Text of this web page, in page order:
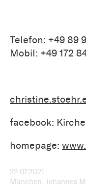
Telefon: +49 89
Mobil: +49 172
facebook:
homepage:
22.07.2021
München, Johannes